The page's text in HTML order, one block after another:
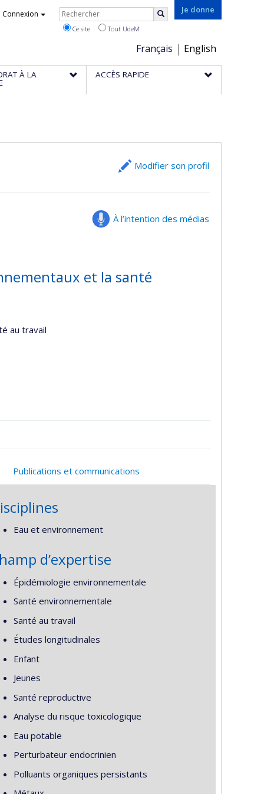
Je donne
Choix
de
la
Français English
Connexion Rechercher
Ce site Tout UdeM
À LA ACCÈS RAPIDE
Modifier son profil
À l’intention des médias
et la santé
au travail
Publications et communications
Eau et environnement
d’expertise
Épidémiologie environnementale
Santé environnementale
Santé au travail
Études longitudinales
Enfant
Jeunes
Santé reproductive
Analyse du risque toxicologique
Eau potable
Perturbateur endocrinien
Polluants organiques persistants